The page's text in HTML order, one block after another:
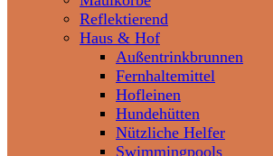
Reflektierend
Haus & Hof
Außentrinkbrunnen
Fernhaltemittel
Hofleinen
Hundehütten
Nützliche Helfer
Swimmingpools